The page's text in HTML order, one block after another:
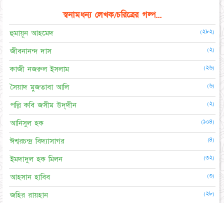
স্বনামধন্য লেখক/চরিত্রের গল্প...
হুমায়ূন আহমেদ (২৮২)
জীবনানন্দ দাস (২)
কাজী নজরুল ইসলাম (২৬)
সৈয়াদ মুজতাবা আলি (৬)
পল্লি কবি জসীম উদ্‌দীন (২)
আনিসুল হক (১০৪)
ঈশ্বরচন্দ্র বিদ্যাসাগর (৪)
ইমদাদুল হক মিলন (৩২)
আহসান হাবিব (৩)
জহির রায়হান (২৮)